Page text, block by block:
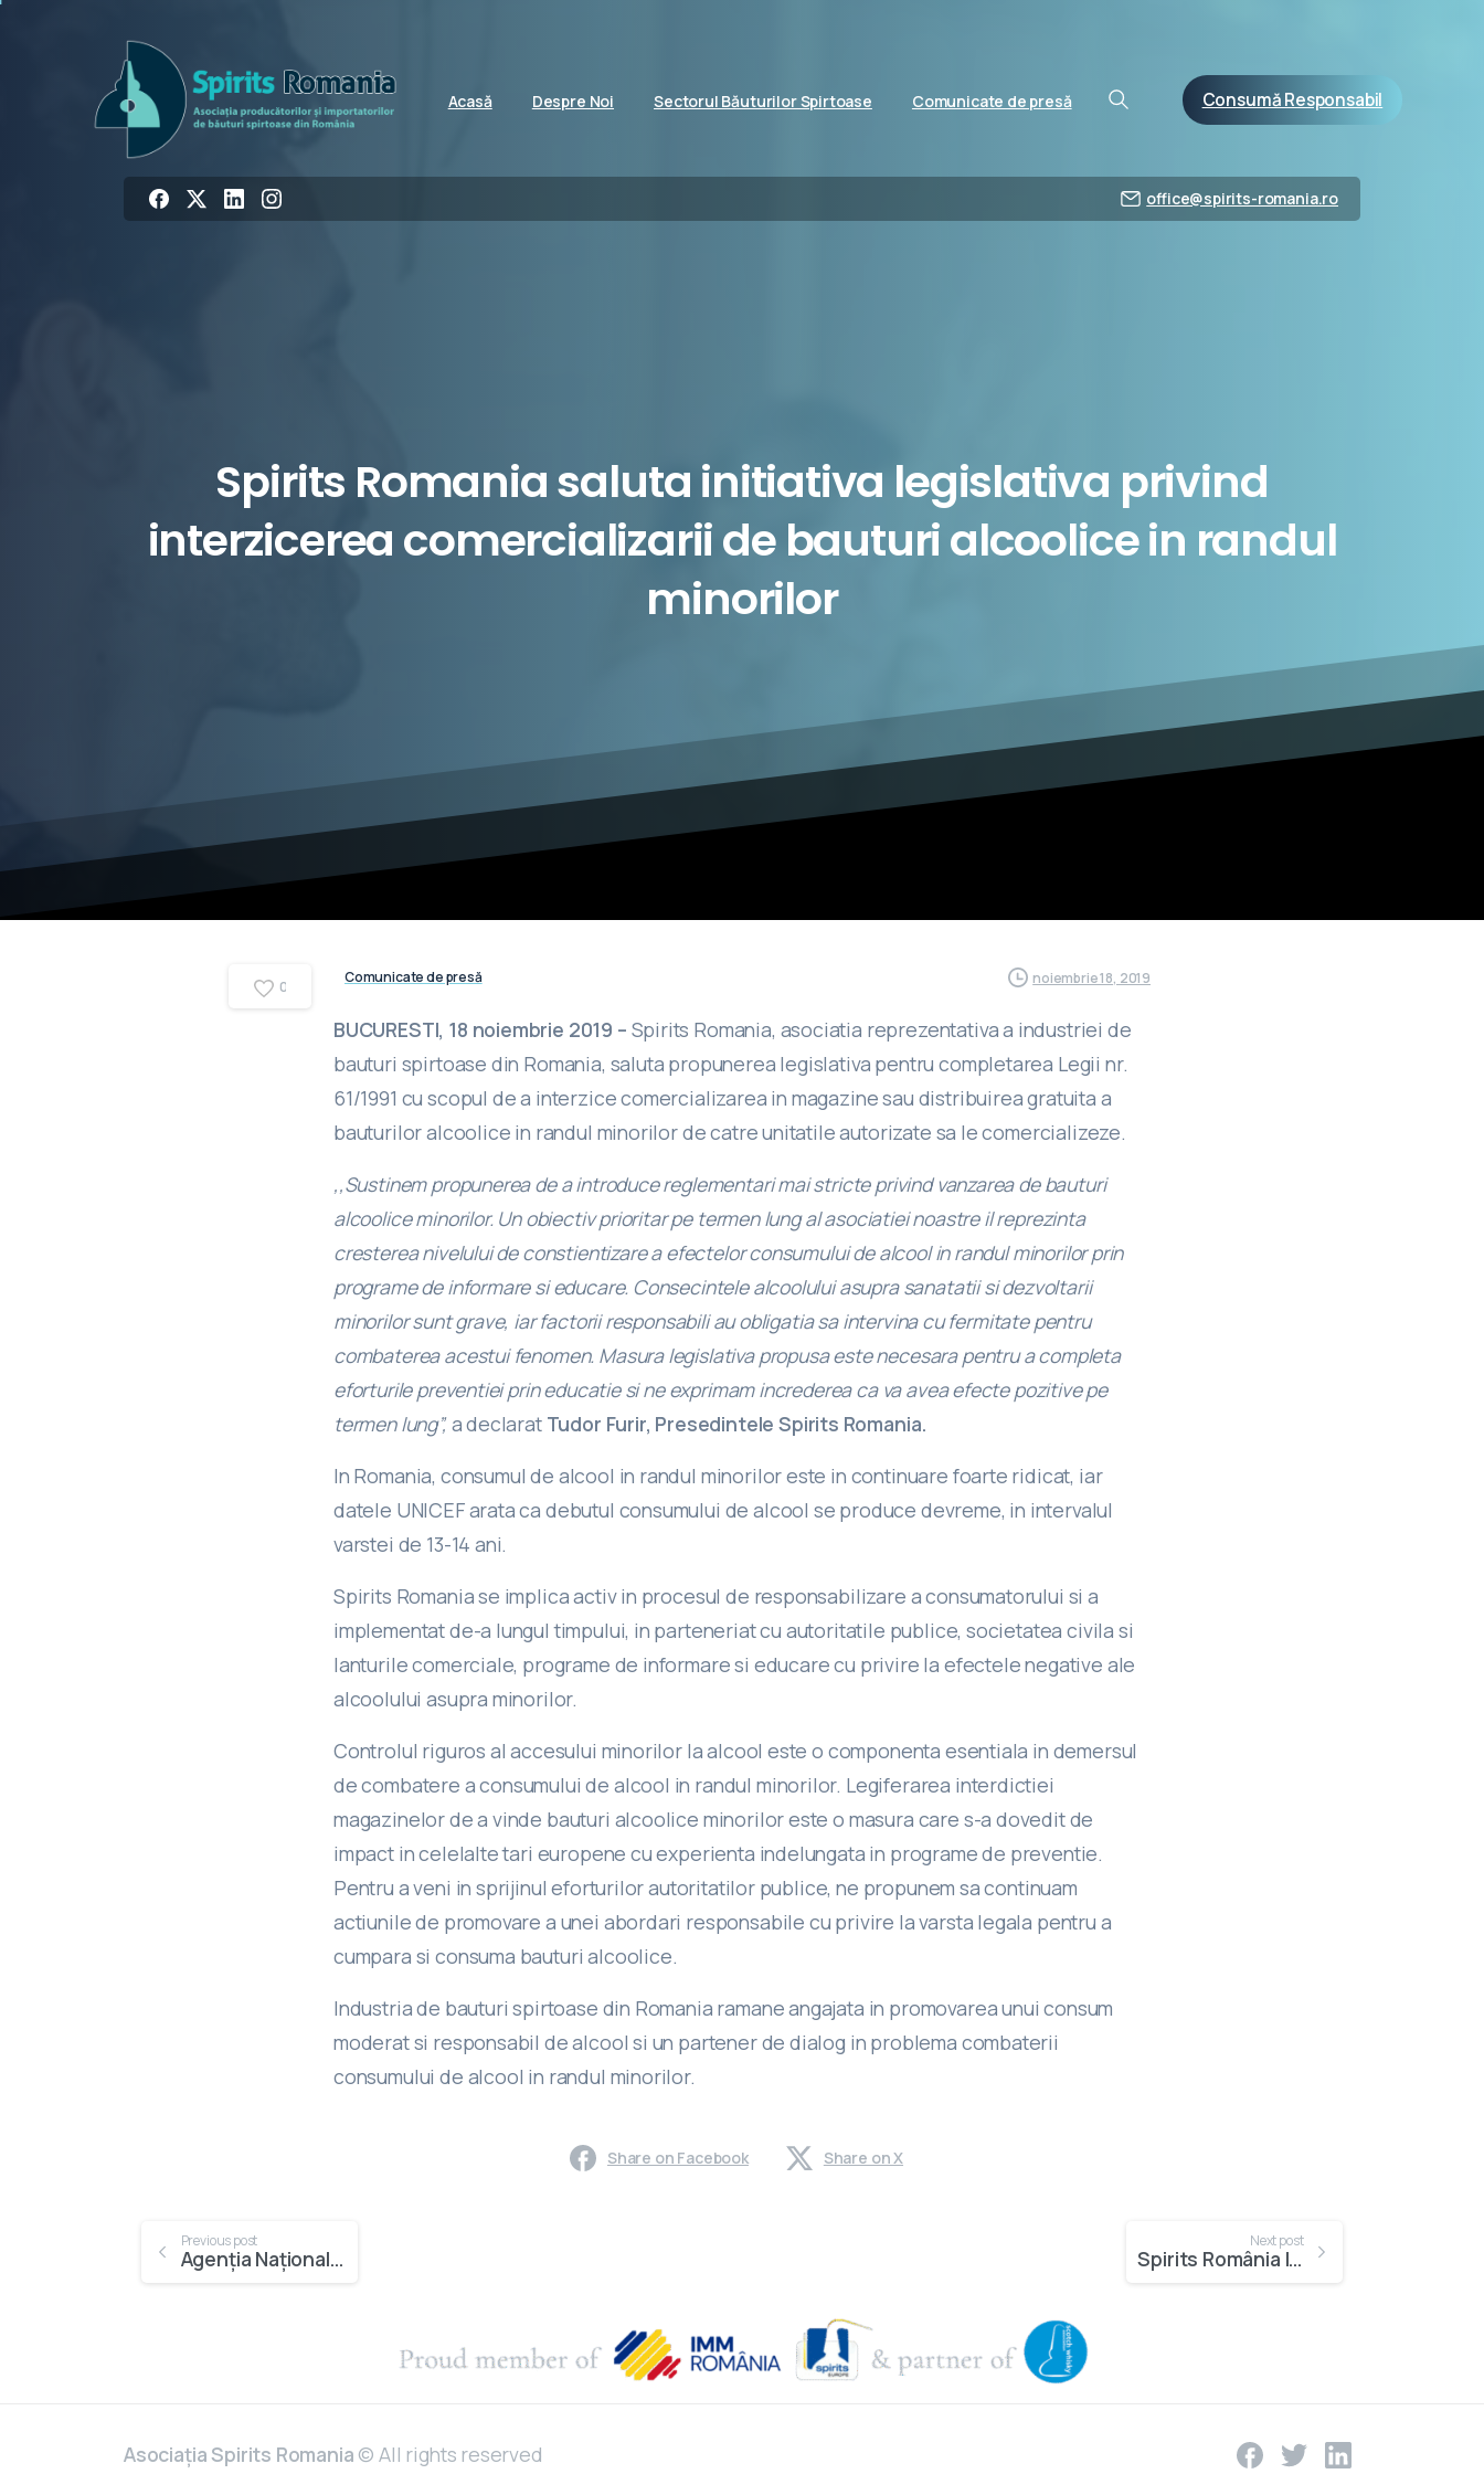
Acasă Despre Noi Sectorul Băuturilor Spirtoase Comunicate de presă Consumă Responsabil
office@spirits-romania.ro
Spirits Romaniasalutainitiativa legislativa privind
interzicereacomercializariide bauturialcoolicein randul
minorilor
0
Comunicate de presă noiembrie 18, 2019
BUCURESTI, 18 noiembrie 2019 – Spirits Romania, asociatia reprezentativa a industriei de
bauturi spirtoase din Romania, saluta propunerea legislativa pentru completarea Legii nr.
61/1991 cu scopul de a interzice comercializarea in magazine sau distribuirea gratuita a
bauturilor alcoolice in randul minorilor de catre unitatile autorizate sa le comercializeze.
,,Sustinem propunerea de a introduce reglementari mai stricte privind vanzarea de bauturi
alcoolice minorilor. Un obiectiv prioritar pe termen lung al asociatiei noastre il reprezinta
cresterea nivelului de constientizare a efectelor consumului de alcool in randul minorilor prin
programe de informare si educare. Consecintele alcoolului asupra sanatatii si dezvoltarii
minorilor sunt grave, iar factorii responsabili au obligatia sa intervina cu fermitate pentru
combaterea acestui fenomen. Masura legislativa propusa este necesara pentru a completa
eforturile preventiei prin educatie si ne exprimam increderea ca va avea efecte pozitive pe
termen lung”,a declarat Tudor Furir, Presedintele Spirits Romania.
In Romania, consumul de alcool in randul minorilor este in continuare foarte ridicat, iar
datele UNICEF arata ca debutul consumului de alcool se produce devreme, in intervalul
varstei de 13-14 ani.
Spirits Romania se implica activ in procesul de responsabilizare a consumatorului si a
implementat de-a lungul timpului, in parteneriat cu autoritatile publice, societatea civila si
lanturile comerciale, programe de informare si educare cu privire la efectele negative ale
alcoolului asupra minorilor.
Controlul riguros al accesului minorilor la alcool este o componenta esentiala in demersul
de combatere a consumului de alcool in randul minorilor. Legiferarea interdictiei
magazinelor de a vinde bauturi alcoolice minorilor este o masura care s-a dovedit de
impact in celelalte tari europene cu experienta indelungata in programe de preventie.
Pentru a veni in sprijinul eforturilor autoritatilor publice, ne propunem sa continuam
actiunile de promovare a unei abordari responsabile cu privire la varsta legala pentru a
cumpara si consuma bauturi alcoolice.
Industria de bauturi spirtoase din Romania ramane angajata in promovarea unui consum
moderat si responsabil de alcool si un partener de dialog in problema combaterii
consumului de alcool in randul minorilor.
Share on Facebook Share on X
Previous post
Agenția Națională de Administrare Fiscală și Asociația Spirits România colaborează pentru combaterea pieței neagre din industria băuturilor spirtoase
Next post
Spirits România lansează campania “Rămâi în joc! Adolescenţă fără alcool!”
AsociațiaSpirits Romania © All rights reserved